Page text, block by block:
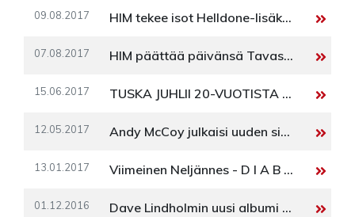
09.08.2017 HIM tekee isot Helldone-lisäkeikat Helsingissä, Tampereella, Oulussa ja Seinäjoella
07.08.2017 HIM päättää päivänsä Tavastialla
15.06.2017 TUSKA JUHLII 20-VUOTISTA TAIVALTAAN: HIM PÄÄESIINTYJÄKSI
12.05.2017 Andy McCoy julkaisi uuden singlen "The Way I Feel"
13.01.2017 Viimeinen Neljännes - D I A B L O 20th Anniversary -kiertue starttaa tammikuussa 2017
01.12.2016 Dave Lindholmin uusi albumi V. julkaistaan 2. joulukuuta